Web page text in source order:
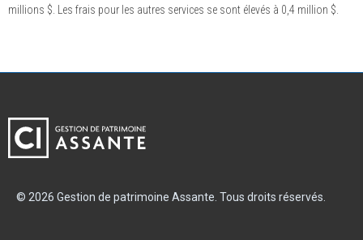
millions $. Les frais pour les autres services se sont élevés à 0,4 million $.
© 2026 Gestion de patrimoine Assante. Tous droits réservés.